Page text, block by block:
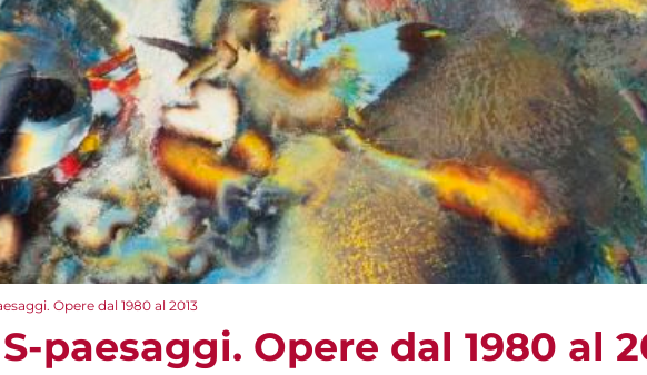
Opere dal 1980 al 2013
paesaggi. Opere dal 1980 al